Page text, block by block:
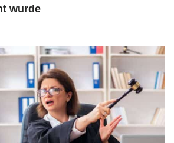
wurde